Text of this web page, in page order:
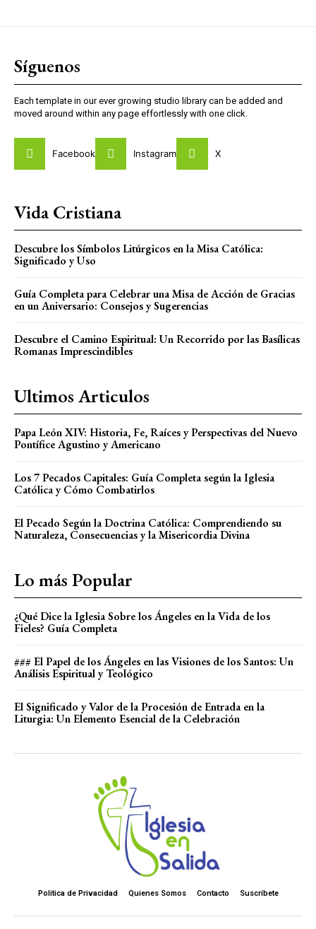
Síguenos
Each template in our ever growing studio library can be added and
moved around within any page effortlessly with one click.
Facebook Instagram X
Vida Cristiana
Descubre los Símbolos Litúrgicos en la Misa Católica:
Significado y Uso
Guía Completa para Celebrar una Misa de Acción de Gracias
en un Aniversario: Consejos y Sugerencias
Descubre el Camino Espiritual: Un Recorrido por las Basílicas
Romanas Imprescindibles
Ultimos Articulos
Papa León XIV: Historia, Fe, Raíces y Perspectivas del Nuevo
Pontífice Agustino y Americano
Los 7 Pecados Capitales: Guía Completa según la Iglesia
Católica y Cómo Combatirlos
El Pecado Según la Doctrina Católica: Comprendiendo su
Naturaleza, Consecuencias y la Misericordia Divina
Lo más Popular
¿Qué Dice la Iglesia Sobre los Ángeles en la Vida de los
Fieles? Guía Completa
### El Papel de los Ángeles en las Visiones de los Santos: Un
Análisis Espiritual y Teológico
El Significado y Valor de la Procesión de Entrada en la
Liturgia: Un Elemento Esencial de la Celebración
Politica de Privacidad Quienes Somos Contacto Suscríbete